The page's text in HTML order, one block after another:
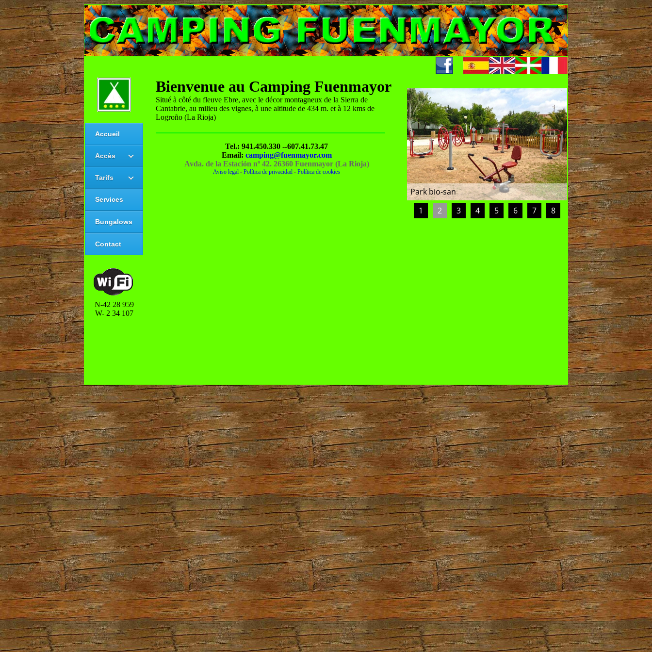
Bienvenue au Camping Fuenmayor
Situé à côté du fleuve Ebre, avec le décor montagneux de la Sierra de
Cantabrie, au milieu des vignes, à une altitude de 434 m. et à 12 kms de
Logroño (La Rioja)
Tel.: 941.450.330 --607.41.73.47
Email: camping@fuenmayor.com
Avda. de la Estación nº 42. 26360 Fuenmayor (La Rioja)
Aviso legal - Política de privacidad - Política de cookies
Park bio-san
1
2 3 4 5 6 7 8
Accueil
Accès
Tarifs
Services
Bungalows
Contact
N-42 28 959
W- 2 34 107